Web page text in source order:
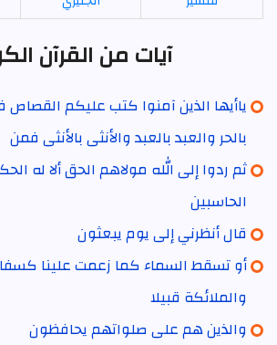
آيات من القرآن
ياأيها الذين آمنوا كتب عليكم القصاص
بالحر والعبد بالعبد والأنثى بالأنثى فمن
ثم ردوا إلى الله مولاهم الحق ألا له
الحاسبين
قال أنظرني إلى يوم يبعثون
أو تسقط السماء كما زعمت علينا كسفا
والملائكة قبيلا
والذين هم على صلواتهم يحافظون